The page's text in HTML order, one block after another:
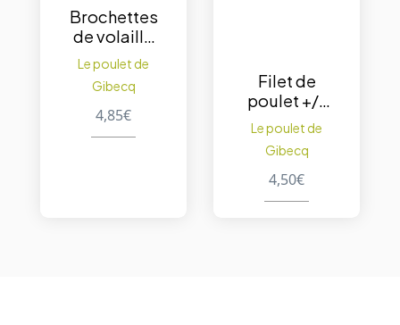
Brochettes
de volaille
nature
200gr
Le poulet de
Gibecq
4,85€
Filet de
poulet +/-
200gr.
Le poulet de
Gibecq
4,50€